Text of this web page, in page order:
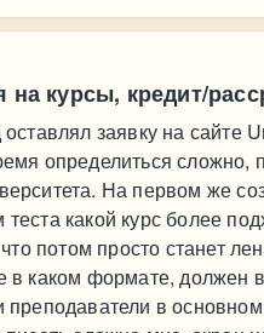
на курсы, кредит/
заявку на сайте
определиться сложно,
На первом же
какой курс более
потом просто станет
в каком формате, должен
преподаватели в